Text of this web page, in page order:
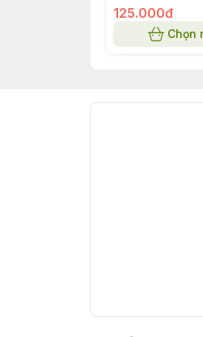
125.000đ
Chọn